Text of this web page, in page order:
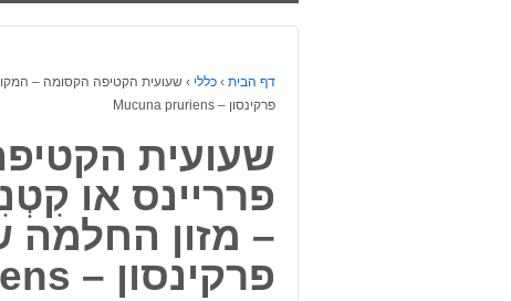
דף הבית › כללי › שעועית הקטיפה הקסומה –
פרקינסון – Mucuna pruriens
שעועית
פרריינס או
– מזון החלמה
פרקינסון – Mucuna pruriens